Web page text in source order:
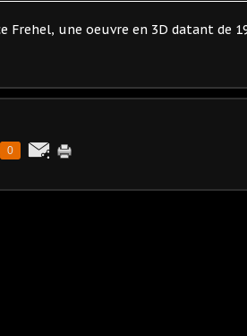
Frehel, une oeuvre en 3D datant de
0